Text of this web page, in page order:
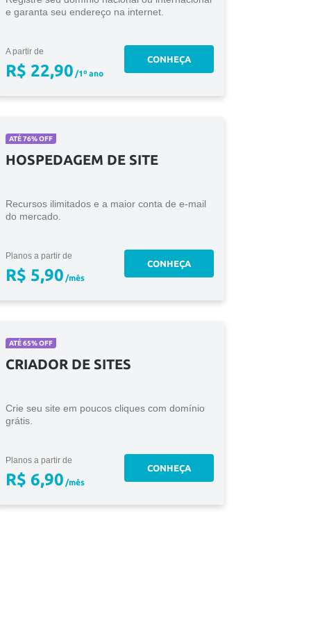
e garanta seu endereço na internet.
A partir de
R$ 22,90 /1º ano
CONHEÇA
ATÉ 76% OFF
HOSPEDAGEM DE SITE
Recursos ilimitados e a maior conta de e-mail
do mercado.
Planos a partir de
R$ 5,90 /mês
CONHEÇA
ATÉ 65% OFF
CRIADOR DE SITES
Crie seu site em poucos cliques com domínio
grátis.
Planos a partir de
R$ 6,90 /mês
CONHEÇA